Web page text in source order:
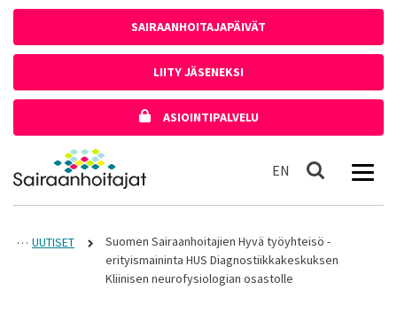
SAIRAANHOITAJAPÄIVÄT
LIITY JÄSENEKSI
ASIOINTIPALVELU
Etusivulle
EN In English
Haku
UUTISET
Suomen Sairaanhoitajien Hyvä työyhteisö -
erityismaininta HUS Diagnostiikkakeskuksen
Kliinisen neurofysiologian osastolle